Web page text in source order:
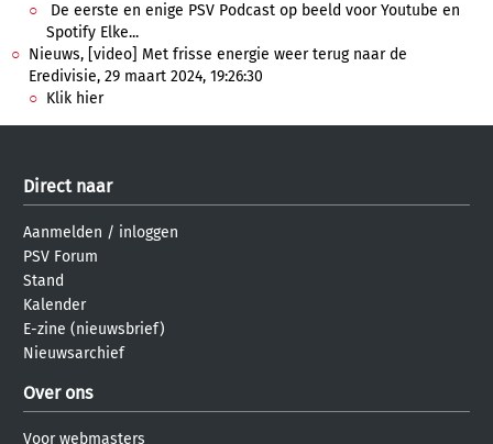
De eerste en enige PSV Podcast op beeld voor Youtube en
Spotify Elke...
Nieuws, [video] Met frisse energie weer terug naar de
Eredivisie, 29 maart 2024, 19:26:30
Klik hier
Direct naar
Aanmelden / inloggen
PSV Forum
Stand
Kalender
E-zine (nieuwsbrief)
Nieuwsarchief
Over ons
Voor webmasters